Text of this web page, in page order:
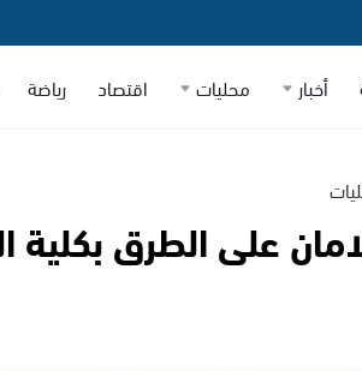
أخبار محليات اقتصاد رياضة
على الطرق بكلية